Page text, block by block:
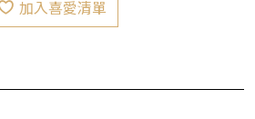
加入喜愛清單